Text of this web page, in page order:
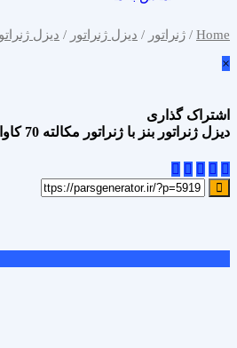
Home
/ ژنراتور / دیزل ژنراتور / دیزل
×
اشتراک گذاری
دیزل ژنراتور بنز با ژنراتور مکالته 70 کاوا مدل OM314TAGE1
مقایسه محصول
Compare